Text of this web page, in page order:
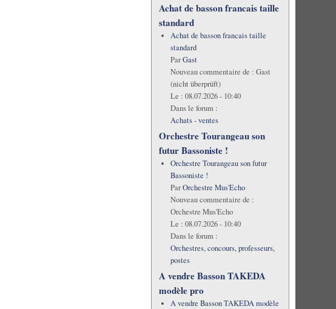
Achat de basson francais taille
standard
Achat de basson francais taille
standard
ParGast
Nouveau commentaire de : Gast
(nicht überprüft)
Le : 08.07.2026 - 10:40
Dans le forum :
Achats - ventes
Orchestre Tourangeau son
futur Bassoniste !
Orchestre Tourangeau son futur
Bassoniste !
ParOrchestre Mus'Echo
Nouveau commentaire de :
Orchestre Mus'Echo
Le : 08.07.2026 - 10:40
Dans le forum :
Orchestres, concours, professeurs,
postes
A vendre Basson TAKEDA
modèle pro
A vendre Basson TAKEDA modèle